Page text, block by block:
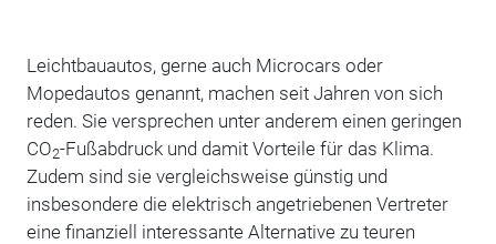
Leichtbauautos, gerne auch Microcars oder
Mopedautos genannt, machen seit Jahren von sich
reden. Sie versprechen unter anderem einen geringen
CO2-Fußabdruck und damit Vorteile für das Klima.
Zudem sind sie vergleichsweise günstig und
insbesondere die elektrisch angetriebenen Vertreter
eine finanziell interessante Alternative zu teuren